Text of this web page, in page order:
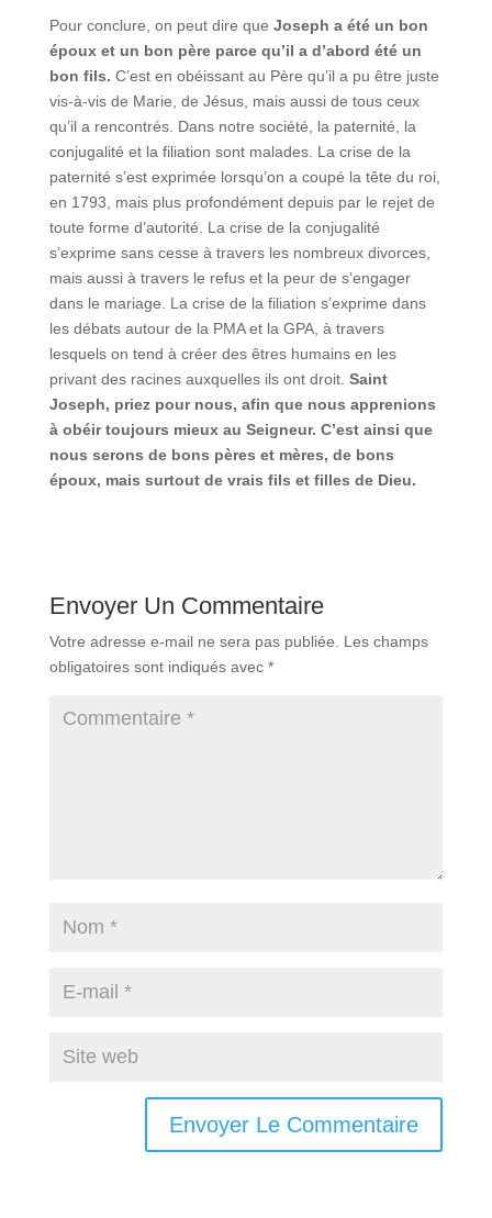
Pour conclure, on peut dire que Joseph a été un bon
époux et un bon père parce qu’il a d’abord été un
bon fils. C’est en obéissant au Père qu’il a pu être juste
vis-à-vis de Marie, de Jésus, mais aussi de tous ceux
qu’il a rencontrés. Dans notre société, la paternité, la
conjugalité et la filiation sont malades. La crise de la
paternité s’est exprimée lorsqu’on a coupé la tête du roi,
en 1793, mais plus profondément depuis par le rejet de
toute forme d’autorité. La crise de la conjugalité
s’exprime sans cesse à travers les nombreux divorces,
mais aussi à travers le refus et la peur de s’engager
dans le mariage. La crise de la filiation s’exprime dans
les débats autour de la PMA et la GPA, à travers
lesquels on tend à créer des êtres humains en les
privant des racines auxquelles ils ont droit. Saint
Joseph, priez pour nous, afin que nous apprenions
à obéir toujours mieux au Seigneur. C’est ainsi que
nous serons de bons pères et mères, de bons
époux, mais surtout de vrais fils et filles de Dieu.
Envoyer Un Commentaire
Votre adresse e-mail ne sera pas publiée.
Les champs
obligatoires sont indiqués avec *